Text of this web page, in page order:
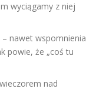
wyciągamy z niej
nawet wspomnienia
powie, że „coś tu
nad